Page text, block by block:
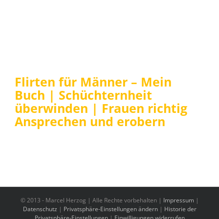
Flirten für Männer – Mein
Buch | Schüchternheit
überwinden | Frauen richtig
Ansprechen und erobern
© 2013 - Marcel Herzog | Alle Rechte vorbehalten | Impressum |
Datenschutz | Privatsphäre-Einstellungen ändern| Historie der